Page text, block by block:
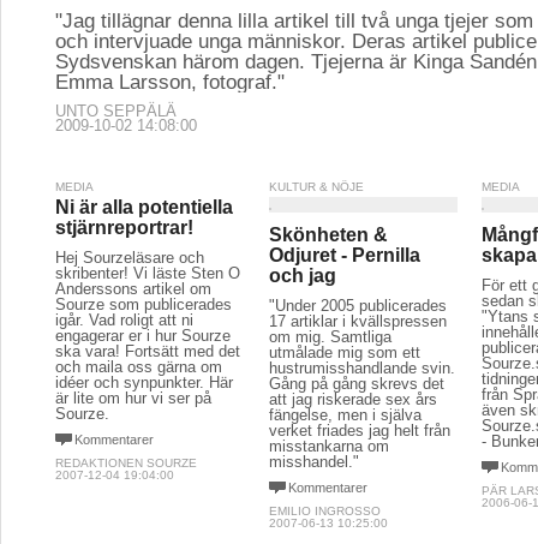
"Jag tillägnar denna lilla artikel till två unga tjejer
och intervjuade unga människor. Deras artikel
Sydsvenskan härom dagen. Tjejerna är Kinga
Emma Larsson, fotograf."
UNTO SEPPÄLÄ
2009-10-02 14:08:00
MEDIA
Ni är alla potentiella
stjärnreportrar!
Hej Sourzeläsare och
skribenter! Vi läste Sten O
Anderssons artikel om
Sourze som publicerades
igår. Vad roligt att ni
engagerar er i hur Sourze
ska vara! Fortsätt med det
och maila oss gärna om
idéer och synpunkter. Här
är lite om hur vi ser på
Sourze.
Kommentarer
REDAKTIONEN SOURZE
2007-12-04 19:04:00
KULTUR & NÖJE
Skönheten &
Odjuret - Pernilla
och jag
"Under 2005 publicerades
17 artiklar i kvällspressen
om mig. Samtliga
utmålade mig som ett
hustrumisshandlande svin.
Gång på gång skrevs det
att jag riskerade sex års
fängelse, men i själva
verket friades jag helt från
misstankarna om
misshandel."
Kommentarer
EMILIO INGROSSO
2007-06-13 10:25:00
MEDIA
För ett
sedan
"Ytans
från
även
-
PÄR
2006-06-